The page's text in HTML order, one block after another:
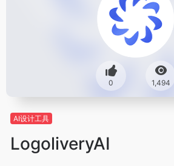
0 1,494
AI设计工具
LogoliveryAI